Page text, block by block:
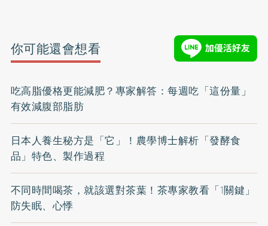
你可能還會想看
吃高脂優格更能減肥？專家解答：每週吃「這份量」
有效減腹部脂肪
日本人養生秘方是「它」！農學博士解析「發酵食
品」特色、製作過程
不同時間喝茶，就該選對茶葉！茶專家教看「1關鍵」
防失眠、心悸